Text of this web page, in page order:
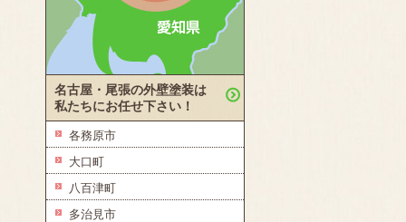
名古屋・尾張の外壁塗装は
私たちにお任せ下さい！
各務原市
大口町
八百津町
多治見市